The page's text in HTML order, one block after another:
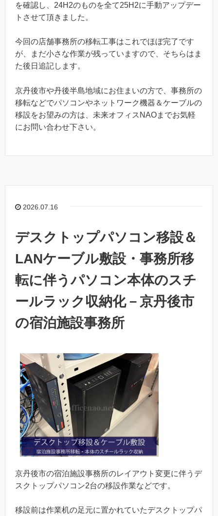
を確認し、24H2のものを全て25H2に手動アップデー
トさせて頂きました。
今回の店舗事務所の移転工事はこれでほぼ完了です
が、まだ小さな作業が残っていますので、そちらはま
た後日追記します。
京丹後市や丹後半島地域にお住まいの方で、事務所の
移転などでパソコンやネットワーク機器＆ケーブルの
移設をお望みの方は、未来オフィスNAOまでお気軽
にお問い合わせ下さい。
2026.07.16
デスクトップパソコン移設＆
LANケーブル敷設・事務所移
転に伴うパソコン本体のスチ
ールラック収納化－京丹後市
の宿泊施設事務所
京丹後市の宿泊施設事務所のレイアウト変更に伴うデ
スクトップパソコン2台の移設作業などです。
移設前は作業机の足元に置かれていたデスクトップパ